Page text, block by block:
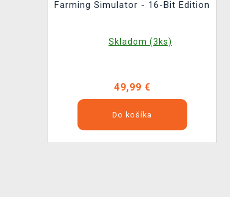
Farming Simulator - 16-Bit Edition
Skladom (3ks)
49,99 €
Do košíka